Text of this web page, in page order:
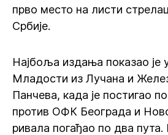
прво место на листи
Србије.
Најбоља издања показао је
Младости из Лучана и
Панчева, када је постигао
против ОФК Београда и
ривала погађао по два